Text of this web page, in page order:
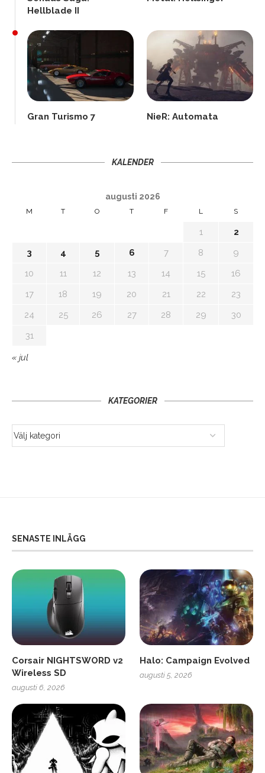
Hellblade II
Gran Turismo 7 NieR: Automata
KALENDER
augusti 2026
M T O T F L S
1
2
3
4 5 6 7 8
9
10
11 12 13 14 15
16
17
18 19 20 21 22
23
24
25 26 27 28 29
30
31
« jul
KATEGORIER
SENASTE INLÄGG
Corsair NIGHTSWORD v2
Wireless SD
augusti 6, 2026
Halo: Campaign Evolved
augusti 5, 2026